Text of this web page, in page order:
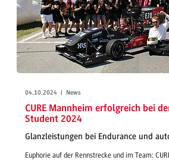
04.10.2024 | News
CURE Mannheim erfolgreich bei
Student 2024
Glanzleistungen bei Endurance und
Euphorie auf der Rennstrecke und im Team: